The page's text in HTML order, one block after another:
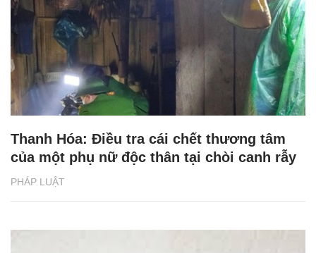
PHÁP LUẬT
Thanh Hóa: Điều tra cái chết thương tâm
của một phụ nữ độc thân tại chòi canh rẫy